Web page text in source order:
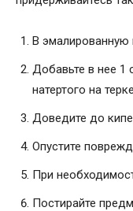
В эмалированную
Добавьте в нее 1
натертого на
Доведите до
Опустите
При
Постирайте